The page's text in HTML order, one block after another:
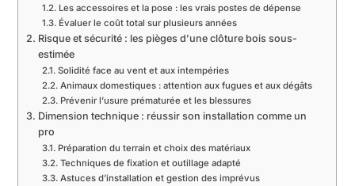
Les accessoires et la pose : les vrais postes de dépense
Évaluer le coût total sur plusieurs années
Risque et sécurité : les pièges d’une clôture bois sous-
estimée
Solidité face au vent et aux intempéries
Animaux domestiques : attention aux fugues et aux dégâts
Prévenir l’usure prématurée et les blessures
Dimension technique : réussir son installation comme un
pro
Préparation du terrain et choix des matériaux
Techniques de fixation et outillage adapté
Astuces d’installation et gestion des imprévus